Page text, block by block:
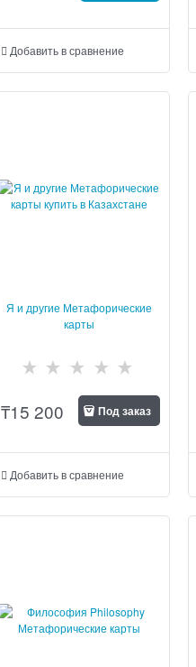
Добавить в сравнение
Я и другие Метафорические
карты
₸15 200 Под заказ
Добавить в сравнение